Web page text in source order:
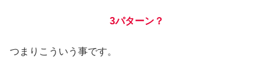
3パターン？
つまりこういう事です。